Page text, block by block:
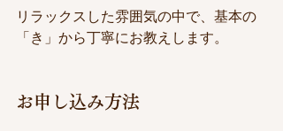
リラックスした雰囲気の中で、基本の
「き」から丁寧にお教えします。
お申し込み方法